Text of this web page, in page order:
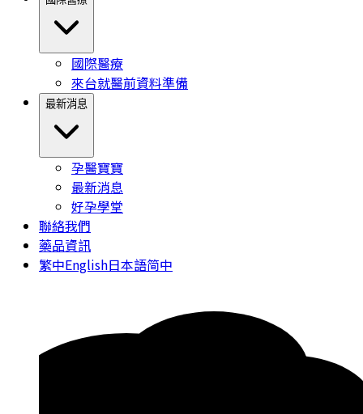
國際醫療
來台就醫前資料準備
最新消息
孕醫寶寶
最新消息
好孕學堂
聯絡我們
藥品資訊
繁中English日本語简中